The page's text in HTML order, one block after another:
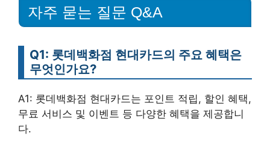
자주 묻는 질문 Q&A
Q1: 롯데백화점 현대카드의 주요 혜택은
무엇인가요?
A1: 롯데백화점 현대카드는 포인트 적립, 할인 혜택,
무료 서비스 및 이벤트 등 다양한 혜택을 제공합니
다.